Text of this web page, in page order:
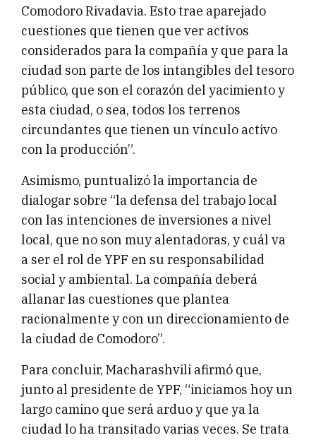
Comodoro Rivadavia. Esto trae aparejado
cuestiones que tienen que ver activos
considerados para la compañía y que para la
ciudad son parte de los intangibles del tesoro
público, que son el corazón del yacimiento y
esta ciudad, o sea, todos los terrenos
circundantes que tienen un vínculo activo
con la producción”.
Asimismo, puntualizó la importancia de
dialogar sobre “la defensa del trabajo local
con las intenciones de inversiones a nivel
local, que no son muy alentadoras, y cuál va
a ser el rol de YPF en su responsabilidad
social y ambiental. La compañía deberá
allanar las cuestiones que plantea
racionalmente y con un direccionamiento de
la ciudad de Comodoro”.
Para concluir, Macharashvili afirmó que,
junto al presidente de YPF, “iniciamos hoy un
largo camino que será arduo y que ya la
ciudad lo ha transitado varias veces. Se trata